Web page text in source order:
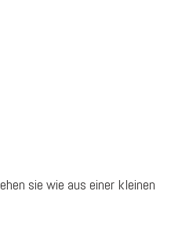
sie wie aus einer kleinen